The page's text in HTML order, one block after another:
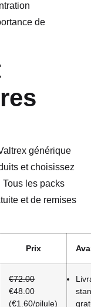
de
générique
et choisissez
Tous les packs
et de remises
Prix
€72.00
€48.00
(€1.60/pilule)